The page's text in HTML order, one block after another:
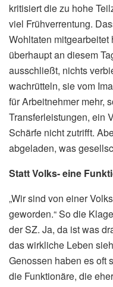
kritisiert die zu hohe
viel Frühverrentung.
Wohltaten mitgearbeitet
überhaupt an diesem
ausschließt, nichts
wachrütteln, sie vom
für Arbeitnehmer mehr,
Transferleistungen, ein
Schärfe nicht zutrifft.
abgeladen, was
Statt Volks- eine
„Wir sind von einer
geworden.“ So die
der SZ. Ja, da ist was
das wirkliche Leben
Genossen haben es oft
die Funktionäre, die